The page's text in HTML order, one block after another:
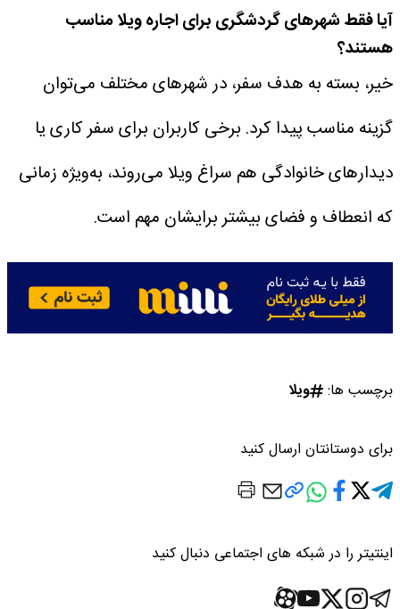
آیا فقط شهرهای گردشگری برای اجاره ویلا مناسب
هستند؟
خیر، بسته به هدف سفر، در شهرهای مختلف می‌توان
گزینه مناسب پیدا کرد. برخی کاربران برای سفر کاری یا
دیدارهای خانوادگی هم سراغ ویلا می‌روند، به‌ویژه زمانی
که انعطاف و فضای بیشتر برایشان مهم است.
برچسب ها: ویلا
برای دوستانتان ارسال کنید
اینتیتر را در شبکه های اجتماعی دنبال کنید